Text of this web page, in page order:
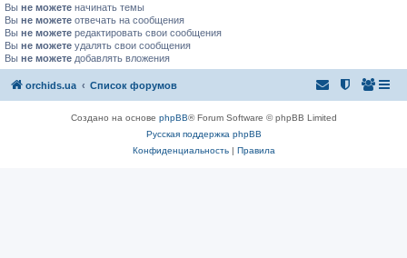
Вы не можете начинать темы
Вы не можете отвечать на сообщения
Вы не можете редактировать свои сообщения
Вы не можете удалять свои сообщения
Вы не можете добавлять вложения
orchids.ua Список форумов
Создано на основе phpBB® Forum Software © phpBB Limited
Русская поддержка phpBB
Конфиденциальность| Правила